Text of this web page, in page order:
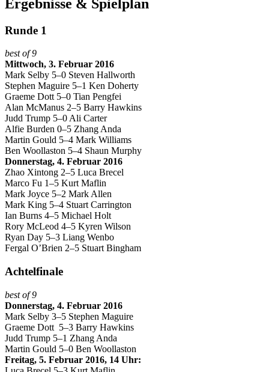
Ergebnisse & Spielplan
Runde 1
best of 9
Mittwoch, 3. Februar 2016
Mark Selby 5–0 Steven Hallworth
Stephen Maguire 5–1 Ken Doherty
Graeme Dott 5–0 Tian Pengfei
Alan McManus 2–5 Barry Hawkins
Judd Trump 5–0 Ali Carter
Alfie Burden 0–5 Zhang Anda
Martin Gould 5–4 Mark Williams
Ben Woollaston 5–4 Shaun Murphy
Donnerstag, 4. Februar 2016
Zhao Xintong 2–5 Luca Brecel
Marco Fu 1–5 Kurt Maflin
Mark Joyce 5–2 Mark Allen
Mark King 5–4 Stuart Carrington
Ian Burns 4–5 Michael Holt
Rory McLeod 4–5 Kyren Wilson
Ryan Day 5–3 Liang Wenbo
Fergal O’Brien 2–5 Stuart Bingham
Achtelfinale
best of 9
Donnerstag, 4. Februar 2016
Mark Selby 3–5 Stephen Maguire
Graeme Dott 5–3 Barry Hawkins
Judd Trump 5–1 Zhang Anda
Martin Gould 5–0 Ben Woollaston
Freitag, 5. Februar 2016, 14 Uhr: